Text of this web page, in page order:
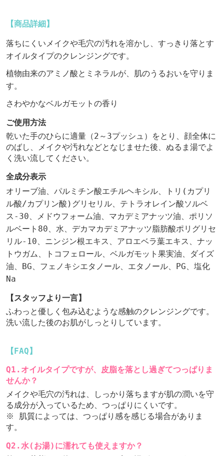
ク
レ
ン
ジ
ン
グ
オ
ル
購
入
オ
プ
シ
ョ
ン
【商品詳細】
落ちにくいメイクや毛穴の汚れを溶かし、すっきり落とす
オイルタイプのクレンジングです。
植物由来のアミノ酸とミネラルが、肌のうるおいを守りま
す。
さわやかなベルガモットの香り
ご使用方法
乾いた手のひらに適量（2～3プッシュ）をとり、顔全体に
のばし、メイクや汚れなどとなじませた後、ぬるま湯でよ
く洗い流してください。
全成分表示
オリーブ油、パルミチン酸エチルヘキシル、トリ(カプリ
ル酸/カプリン酸)グリセリル、テトラオレイン酸ソルベ
ス-30、メドウフォーム油、マカデミアナッツ油、ポリソ
ルベート80、水、デカマカデミアナッツ脂肪酸ポリグリセ
リル-10、ニンジン根エキス、アロエベラ葉エキス、ナッ
トウガム、トコフェロール、ベルガモット果実油、ダイズ
油、BG、フェノキシエタノール、エタノール、PG、塩化
Na
【スタッフより一言】
ふわっと優しく包み込むような感触のクレンジングです。
洗い流した後のお肌がしっとりしています。
【FAQ】
Q1.オイルタイプですが、皮脂を落とし過ぎてつっぱりま
せんか？
メイクや毛穴の汚れは、しっかり落ちますが肌の潤いを守
る成分が入っているため、つっぱりにくいです。
※ 肌質によっては、つっぱり感を感じる場合がありま
す。
Q2.水(お湯)に濡れても使えますか？